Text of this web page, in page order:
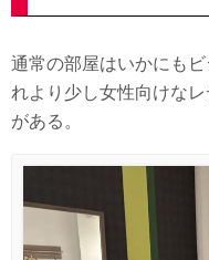
通常の部屋はいかにも
れより少し女性向けな
がある。